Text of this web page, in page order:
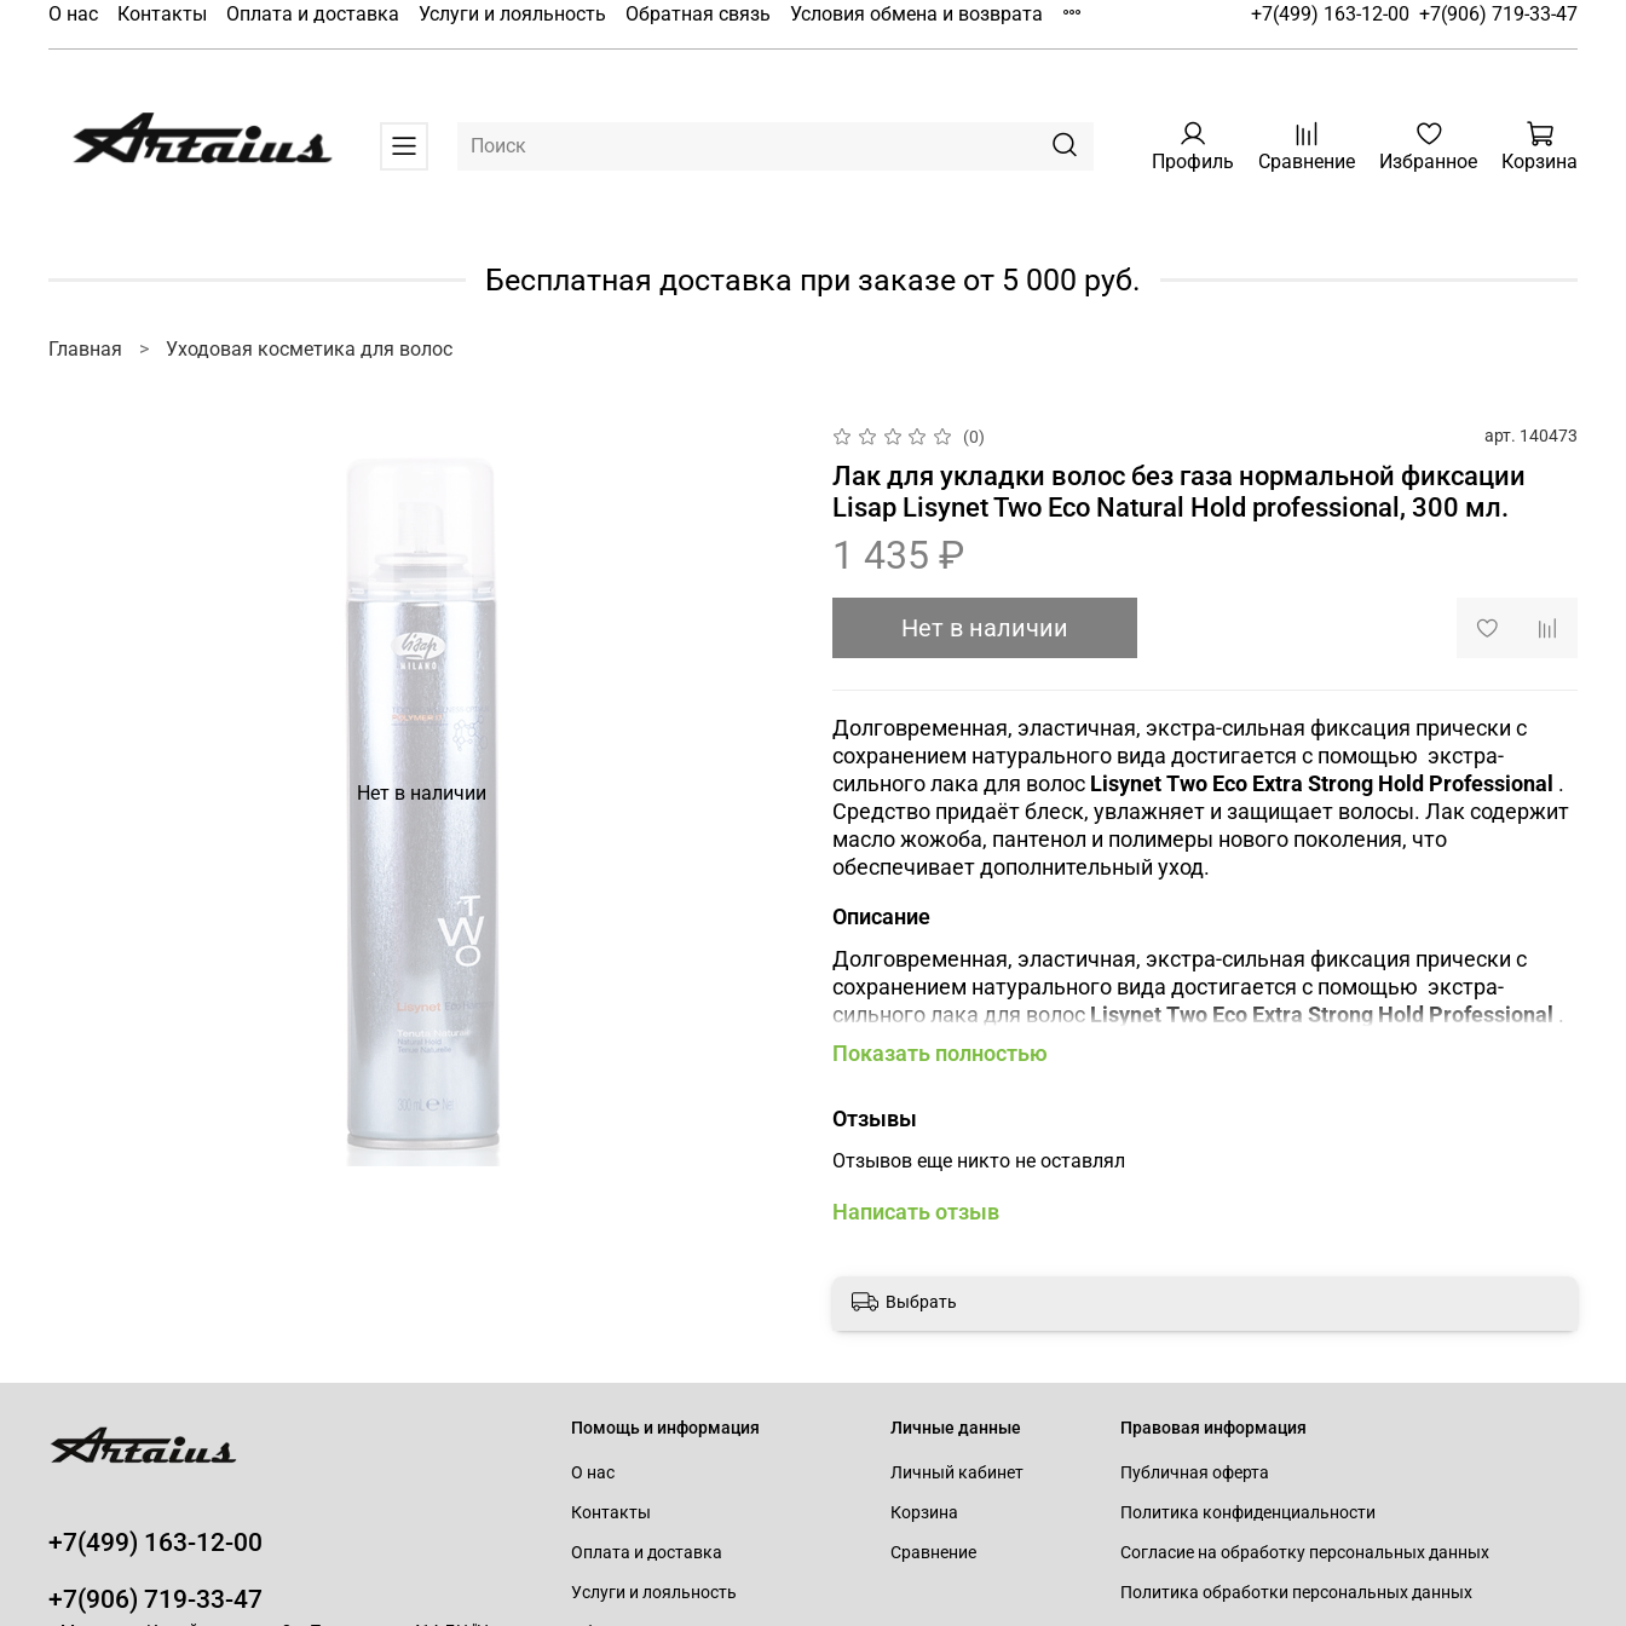
О нас Контакты Оплата и доставка Услуги и лояльность Обратная связь Условия обмена и возврата +7(499) 163-12-00 +7(906) 719-33-47
Профиль Сравнение Избранное Корзина
Бесплатная доставка при заказе от 5 000 руб.
Главная Уходовая косметика для волос
Нет в наличии
(0) арт. 140473
Лак для укладки волос без газа нормальной фиксации
Lisap Lisynet Two Eco Natural Hold professional, 300 мл.
1 435 ₽
Нет в наличии
Долговременная, эластичнaя, экстра-сильная фиксация прически с
сохранением натурального вида достигается с помощью экстра-
сильного лака для волос Lisynet Two Eco Extra Strong Hold Professional .
Средство придаёт блеск, увлажняет и защищает волосы. Лак содержит
масло жожоба, пантенол и полимеры нового поколения, что
обеспечивает дополнительный уход.
Описание
Долговременная, эластичнaя, экстра-сильная фиксация прически с
сохранением натурального вида достигается с помощью экстра-
сильного лака для волос Lisynet Two Eco Extra Strong Hold Professional .
Средство придаёт блеск, увлажняет и защищает волосы. Лак
масло жожоба, пантенол и полимеры нового поколения, что
Способ применения:
выполнить требуемую укладку.
Произведено в Италии.
Показать полностью
Отзывы
Отзывов еще никто не оставлял
Написать отзыв
Выбрать
Помощь и информация
О нас
Контакты
Оплата и доставка
Услуги и лояльность
Личные данные
Личный кабинет
Корзина
Сравнение
Правовая информация
Публичная оферта
Политика конфиденциальности
Согласие на обработку персональных данных
Политика обработки персональных данных
+7(499) 163-12-00
+7(906) 719-33-47